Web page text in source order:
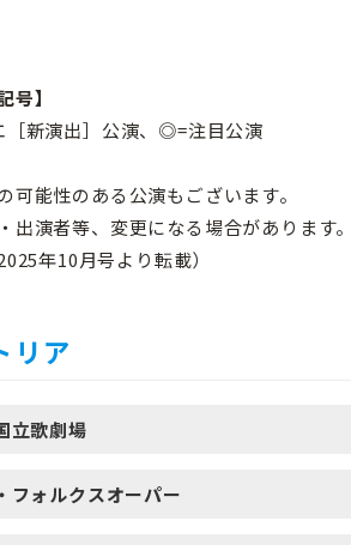
号】
新演出］公演、◎=注目公演
可能性のある公演もございます。
出演者等、変更になる場合があります
年10月号より転載）
リア
立歌劇場
フォルクスオーパー